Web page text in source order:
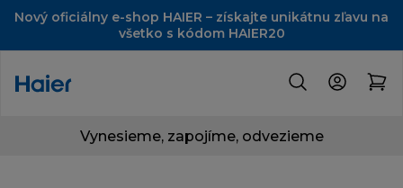
Nový oficiálny e-shop HAIER – získajte unikátnu zľavu na
všetko s kódom HAIER20
Vynesieme, zapojíme, odvezieme